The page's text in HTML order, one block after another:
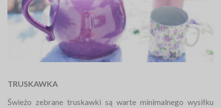
TRUSKAWKA
Świeżo zebrane truskawki są warte minimalnego wysiłku